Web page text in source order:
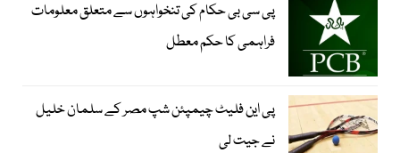
پی سی بی حکام کی تنخواہوں سے متعلق معلومات
فراہمی کا حکم معطل
پی این فلیٹ چیمپئن شپ مصر کے سلمان خلیل
نے جیت لی